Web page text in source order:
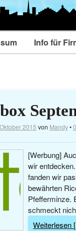
Info für
2015 von Mandy•
[Werbung]
wir
fanden wir
bewährten
Pfefferminze.
schmeckt
Weiterlesen